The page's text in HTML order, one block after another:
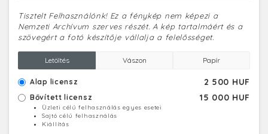
Tisztelt Felhasználónk! Ez a fénykép nem képezi a
Nemzeti Archívum szerves részét. A kép tartalmáért és a
szövegért a fotó készítője vállalja a felelősséget.
Letöltés Vászon Papír
Alap licensz 2 500 HUF
Bővített licensz 15 000 HUF
Üzleti célú felhasználás egyes esetei
Sajtó célú felhasználás
Kiállítás